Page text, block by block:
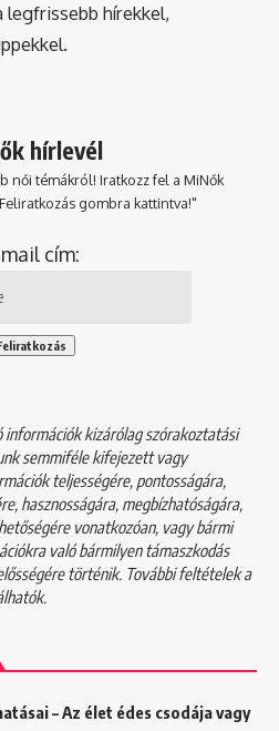
legfrissebb hírekkel,
hírlevél
női témákról! Iratkozz fel a MiNők
gombra kattintva!"
cím:
információk kizárólag szórakoztatási
semmiféle kifejezett vagy
teljességére, pontosságára,
hasznosságára, megbízhatóságára,
vonatkozóan, vagy bármi
való bármilyen támaszkodás
történik. További feltételek a
– Az élet édes csodája vagy